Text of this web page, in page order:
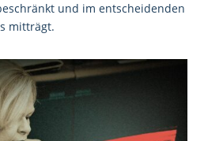
und im entscheidenden
mitträgt.